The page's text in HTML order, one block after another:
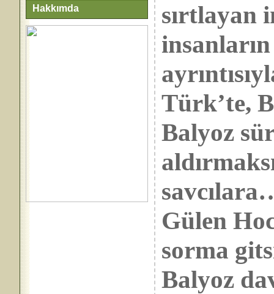
Hakkımda
sırtlayan
insanların
Türk’te,
Balyoz
Gülen
sorma
Balyoz